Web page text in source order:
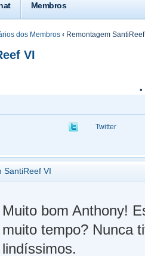
Membros
dos Membros ‹ Remontagem
VI
•
Twitter
SantiReef VI
Muito bom Anthony!
muito tempo? Nunca
lindíssimos.